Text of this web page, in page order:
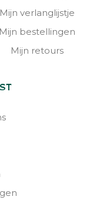
Mijn verlanglijstje
Mijn bestellingen
Mijn retours